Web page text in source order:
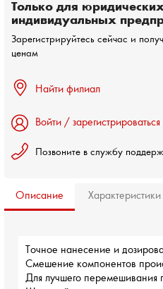
Только для
индивидуальных
Зарегистрируйтесь сейчас и
ценам
Найти филиал
Войти / зарегистрироваться
Позвоните в службу
Описание Характеристики
Точное нанесение и
Смешение компонентов
Для лучшего перемешивания